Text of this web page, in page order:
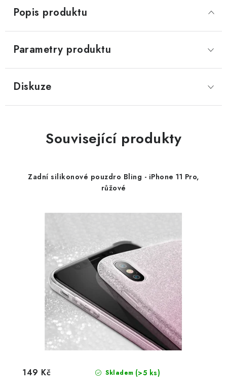
Popis produktu
Parametry produktu
Diskuze
Související produkty
Zadní silikonové pouzdro Bling - iPhone 11 Pro,
růžové
Skladem (>5 ks)
149 Kč